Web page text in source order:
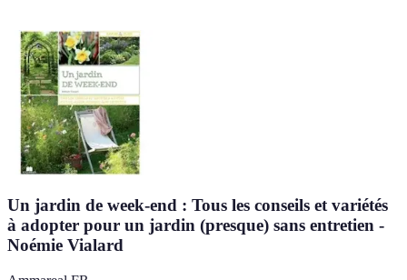
Un jardin de week-end : Tous les conseils et variétés
à adopter pour un jardin (presque) sans entretien -
Noémie Vialard